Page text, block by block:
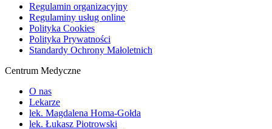
Regulamin organizacyjny
Regulaminy usług online
Polityka Cookies
Polityka Prywatności
Standardy Ochrony Małoletnich
Centrum Medyczne
O nas
Lekarze
lek. Magdalena Homa-Gołda
lek. Łukasz Piotrowski